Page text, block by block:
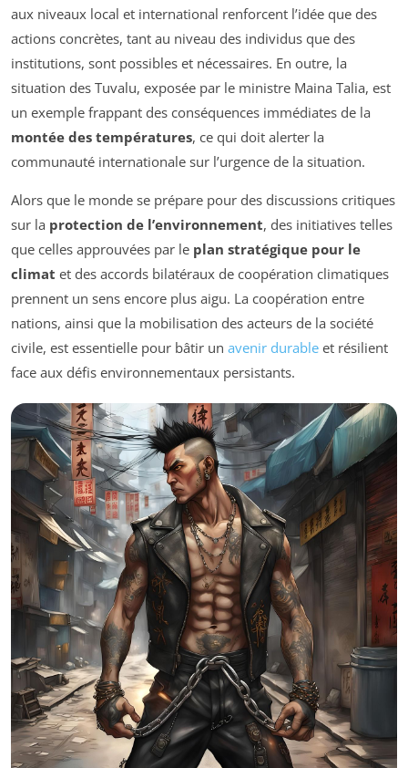
aux niveaux local et international renforcent l’idée que des
actions concrètes, tant au niveau des individus que des
institutions, sont possibles et nécessaires. En outre, la
situation des Tuvalu, exposée par le ministre Maina Talia, est
un exemple frappant des conséquences immédiates de la
montée des températures, ce qui doit alerter la
communauté internationale sur l’urgence de la situation.
Alors que le monde se prépare pour des discussions critiques
sur la protection de l’environnement, des initiatives telles
que celles approuvées par le plan stratégique pour le
climat et des accords bilatéraux de coopération climatiques
prennent un sens encore plus aigu. La coopération entre
nations, ainsi que la mobilisation des acteurs de la société
civile, est essentielle pour bâtir un avenir durable et résilient
face aux défis environnementaux persistants.